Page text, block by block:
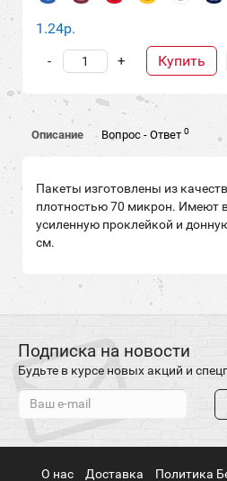
1.24р.
+
- Купить
Описание Вопрос - Ответ 0
Пакеты изготовлены из
плотностью 70 микрон. Имеют
усиленную проклейкой и
см.
Подписка на новости
Будьте в курсе новых акций и
О нас Доставка Политика